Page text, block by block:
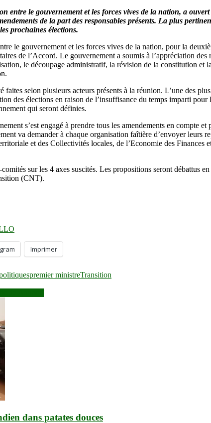
entre le gouvernement et les forces vives de la nation, a
de la part des responsables présents. La plus
prochaines élections.
le gouvernement et les forces vives de la nation, pour la
de l’Accord. Le gouvernement a soumis à l’appréciation
le découpage administratif, la révision de la constitution
selon plusieurs acteurs présents à la réunion. L’une des
des élections en raison de l’insuffisance du temps imparti
qui seront définies.
s’est engagé à prendre tous les amendements en compte
va demander à chaque organisation faîtière d’envoyer
et des Collectivités locales, de l’Economie des
sur les 4 axes suscités. Les propositions seront débattus
(CNT).
Imprimer
premier ministreTransition
dans patates douces